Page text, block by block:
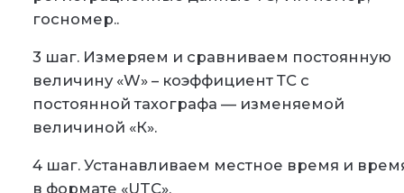
госномер..
3 шаг. Измеряем и сравниваем постоянную
величину «W» – коэффициент ТС с
постоянной тахографа — изменяемой
величиной «К».
4 шаг. Устанавливаем местное время и
в формате «UTC».